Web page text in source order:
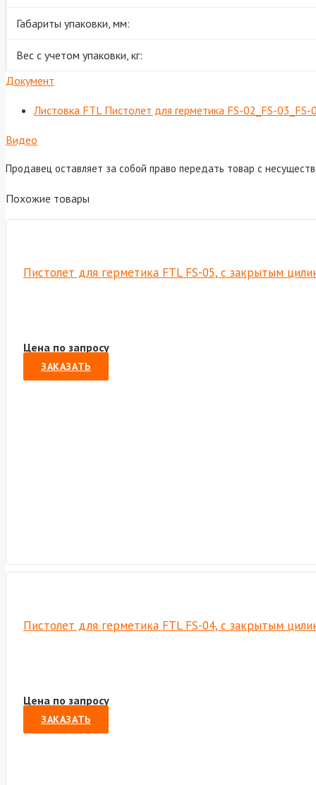
Габариты упаковки, мм:
Вес с учетом упаковки, кг:
Документ
Листовка FTL Пистолет для герметика FS-02_FS-03_FS-
Видео
Продавец оставляет за собой право передать товар с
Похожие товары
Пистолет для герметика FTL FS-05, с закрытым
Цена по запросу
ЗАКАЗАТЬ
Пистолет для герметика FTL FS-04, с закрытым
Цена по запросу
ЗАКАЗАТЬ